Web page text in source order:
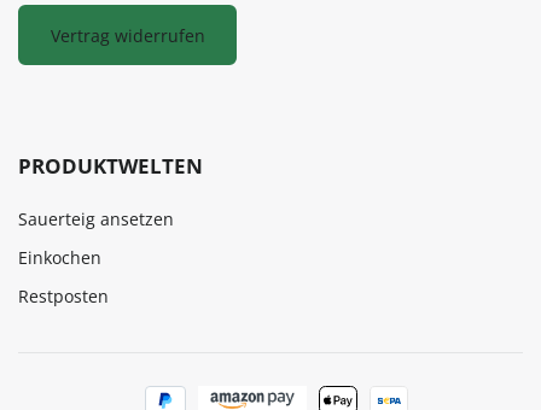
Vertrag widerrufen
PRODUKTWELTEN
Sauerteig ansetzen
Einkochen
Restposten